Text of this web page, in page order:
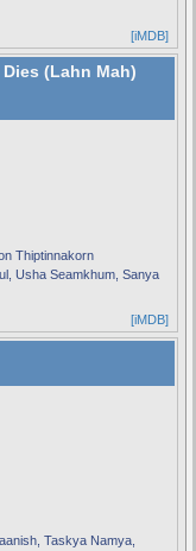
[iMDB]
(Lahn Mah)
Thiptinnakorn
Usha Seamkhum, Sanya
[iMDB]
Taskya Namya,